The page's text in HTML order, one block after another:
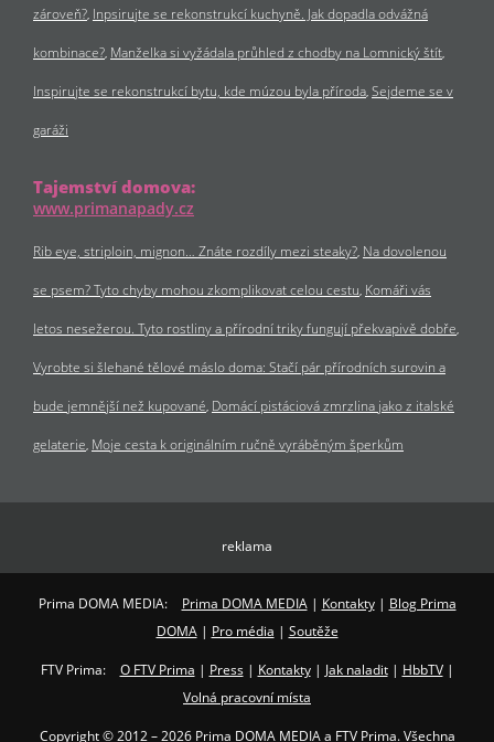
zároveň? Inpsirujte se rekonstrukcí kuchyně. Jak dopadla odvážná
kombinace? Manželka si vyžádala průhled z chodby na Lomnický štít
Inspirujte se rekonstrukcí bytu, kde múzou byla příroda Sejdeme se v
garáži
Tajemství domova:
www.primanapady.cz
Rib eye, striploin, mignon… Znáte rozdíly mezi steaky? Na dovolenou
se psem? Tyto chyby mohou zkomplikovat celou cestu Komáři vás
letos nesežerou. Tyto rostliny a přírodní triky fungují překvapivě dobře
Vyrobte si šlehané tělové máslo doma: Stačí pár přírodních surovin a
bude jemnější než kupované Domácí pistáciová zmrzlina jako z italské
gelaterie Moje cesta k originálním ručně vyráběným šperkům
reklama
Prima DOMA MEDIA: Prima DOMA MEDIA| Kontakty| Blog Prima
DOMA| Pro média | Soutěže
FTV Prima: O FTV Prima | Press| Kontakty| Jak naladit| HbbTV|
Volná pracovní místa
Copyright © 2012 – 2026 Prima DOMA MEDIA a FTV Prima. Všechna